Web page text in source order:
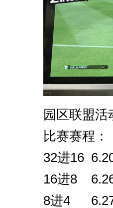
园区联盟活
比赛赛程：
32进16
16进8
8进4 6.27